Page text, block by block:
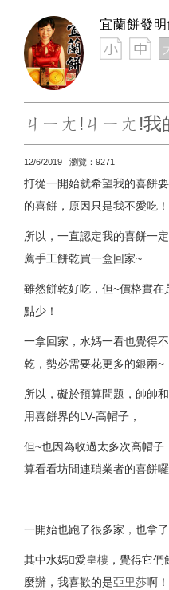
宜蘭餅發明
ㄐㄧㄤ!ㄐㄧㄤ!
12/6/2019 瀏覽：9271
打從一開始就希望我的喜餅
的喜餅，原因只是我不愛吃！
所以，一直認定我的喜餅一
薦手工餅乾買一盒回家~
雖然餅乾好吃，但~價格實
點少！
一拿回家，水媽一看也覺得
乾，勢必需要花更多的銀兩~
所以，礙於預算問題，帥帥
用喜餅界的LV-高帽子，
但~也因為收過太多次高帽
算看看坊間連瑣業者的喜餅
一開始也跑了很多家，也拿
其中水媽愛皇樓 ，覺得它
麼辦，我喜歡的是亞里莎啊！